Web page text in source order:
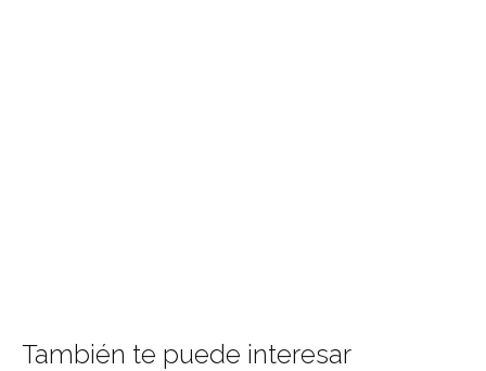
También te puede interesar